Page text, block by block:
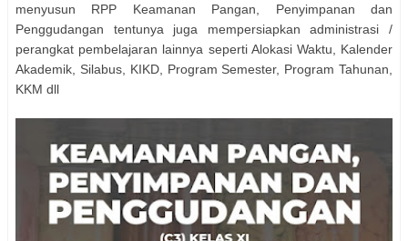
menyusun RPP Keamanan Pangan, Penyimpanan dan
Penggudangan tentunya juga mempersiapkan administrasi /
perangkat pembelajaran lainnya seperti Alokasi Waktu, Kalender
Akademik, Silabus, KIKD, Program Semester, Program Tahunan,
KKM dll